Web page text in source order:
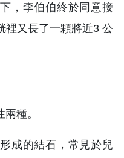
，李伯伯終於同意接
裡又長了一顆將近3 公
種。
成的結石，常見於兒